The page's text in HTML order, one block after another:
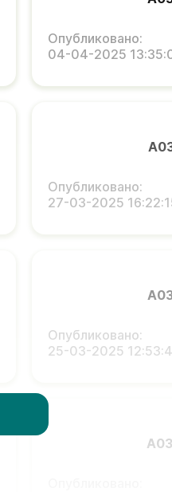
Опубликовано:
04-04-2025
Опубликовано:
27-03-2025
Опубликовано:
25-03-2025